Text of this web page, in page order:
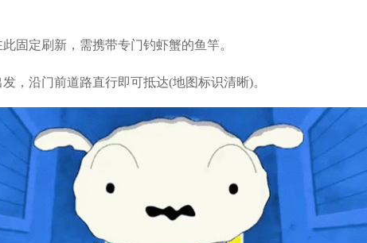
固定刷新，需携带专门钓虾蟹的鱼竿。
，沿门前道路直行即可抵达(地图标识清晰)。